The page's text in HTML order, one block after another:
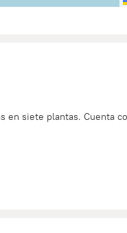
siete plantas. Cuenta